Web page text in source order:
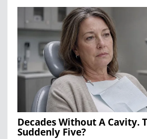
Decades Without A Cavity.
Suddenly Five?